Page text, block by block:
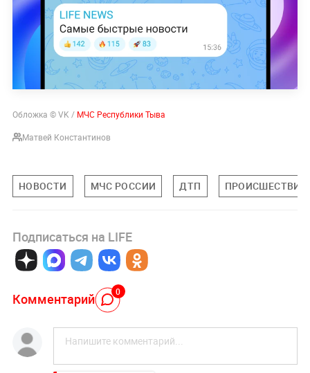
Обложка © VK / МЧС Республики Тыва
Матвей Константинов
НОВОСТИ МЧС РОССИИ ДТП ПРОИСШЕСТВИЯ
Подписаться на LIFE
Комментарий 0